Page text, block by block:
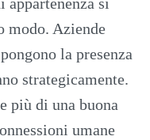
modo. Aziende
la presenza
strategicamente.
più di una buona
umane